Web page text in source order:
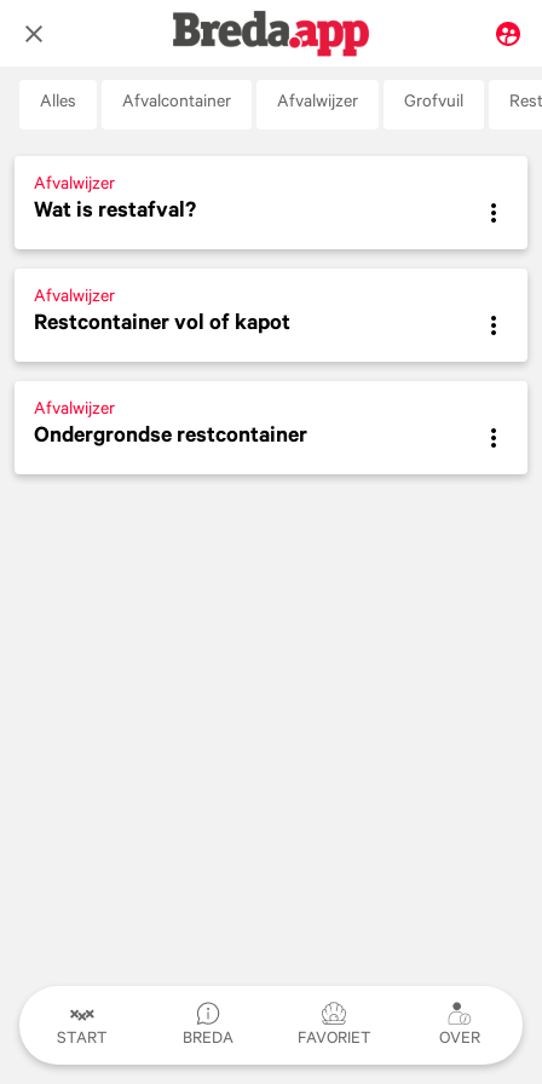
Alles Afvalcontainer Afvalwijzer Grofvuil
Afvalwijzer
Wat is restafval?
Afvalwijzer
Restcontainer vol of kapot
Afvalwijzer
Ondergrondse restcontainer
START BREDA FAVORIET OVER